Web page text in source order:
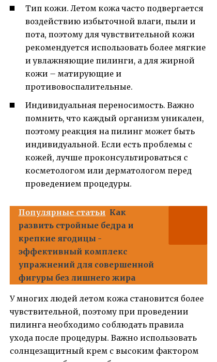
Тип кожи. Летом кожа часто подвергается
воздействию избыточной влаги, пыли и
пота, поэтому для чувствительной кожи
рекомендуется использовать более мягкие
и увлажняющие пилинги, а для жирной
кожи – матирующие и
противовоспалительные.
Индивидуальная переносимость. Важно
помнить, что каждый организм уникален,
поэтому реакция на пилинг может быть
индивидуальной. Если есть проблемы с
кожей, лучше проконсультироваться с
косметологом или дерматологом перед
проведением процедуры.
Популярные статьи Как
развить стройные бедра и
крепкие ягодицы -
эффективный комплекс
упражнений для совершенной
фигуры без лишнего жира
У многих людей летом кожа становится более
чувствительной, поэтому при проведении
пилинга необходимо соблюдать правила
ухода после процедуры. Важно использовать
солнцезащитный крем с высоким фактором